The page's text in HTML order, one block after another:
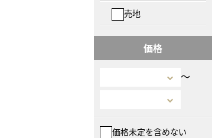
売地
価格
〜
価格未定を含めない